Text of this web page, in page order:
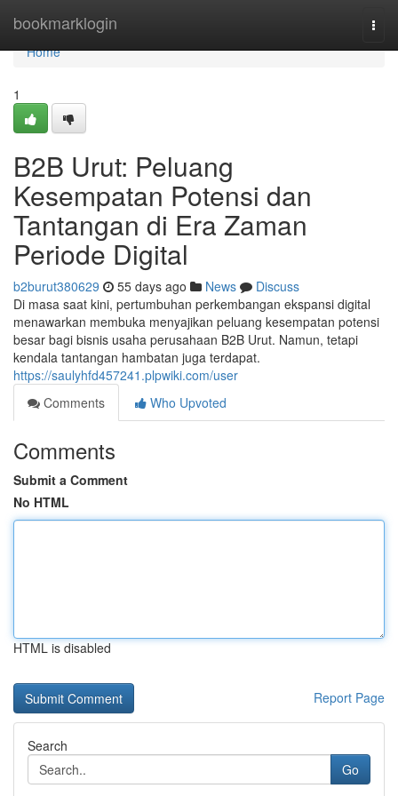
bookmarklogin
Home
Home
1
B2B Urut: Peluang
Kesempatan Potensi dan
Tantangan di Era Zaman
Periode Digital
b2burut380629 55 days ago News
Discuss
Di masa saat kini, pertumbuhan perkembangan ekspansi digital
menawarkan membuka menyajikan peluang kesempatan potensi
besar bagi bisnis usaha perusahaan B2B Urut. Namun, tetapi
kendala tantangan hambatan juga terdapat.
https://saulyhfd457241.plpwiki.com/user
Comments
Who Upvoted
Comments
Submit a Comment
No HTML
HTML is disabled
Report Page
Search
Go